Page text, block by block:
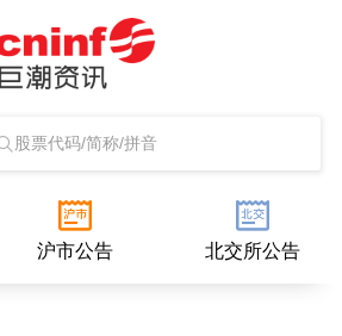
股票代码/简称/拼音
沪市公告 北交所公告